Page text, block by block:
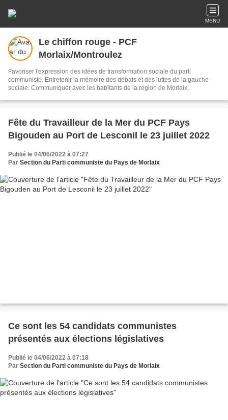
MENU
Le chiffon rouge - PCF
Morlaix/Montroulez
Favoriser l'expression des idées de transformation sociale du parti
communiste. Entretenir la mémoire des débats et des luttes de la gauche
sociale. Communiquer avec les habitants de la région de Morlaix.
Fête du Travailleur de la Mer du PCF Pays
Bigouden au Port de Lesconil le 23 juillet 2022
Publié le 04/06/2022 à 07:27
Par Section du Parti communiste du Pays de Morlaix
Ce sont les 54 candidats communistes
présentés aux élections législatives
Publié le 04/06/2022 à 07:18
Par Section du Parti communiste du Pays de Morlaix